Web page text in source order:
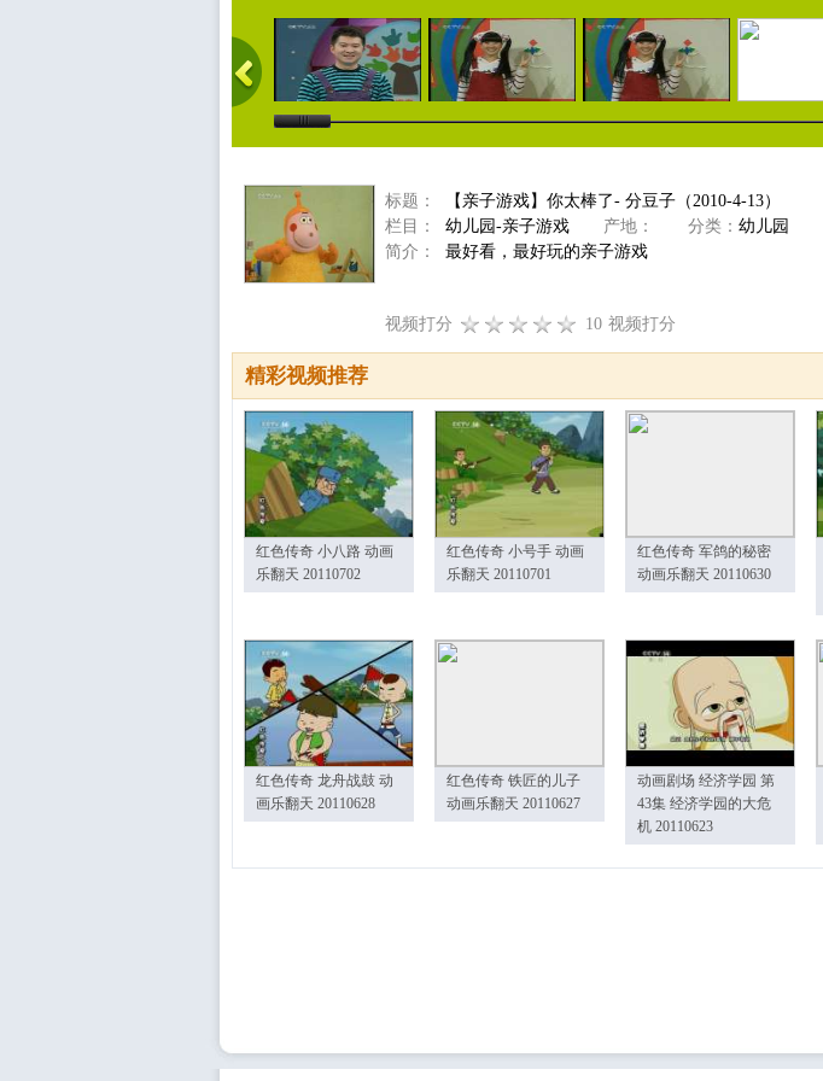
标题：
【亲子游戏】你太棒了- 分豆子（2010-4-13）
栏目：
幼儿园-亲子游戏 产地： 分类： 幼儿园
简介：
最好看，最好玩的亲子游戏
视频打分 10 视频打分
精彩视频推荐
红色传奇 小八路 动画
乐翻天 20110702
红色传奇 小号手 动画
乐翻天 20110701
红色传奇 军鸽的秘密
动画乐翻天 20110630
红色传奇 龙舟战鼓 动
画乐翻天 20110628
红色传奇 铁匠的儿子
动画乐翻天 20110627
动画剧场 经济学园 第
43集 经济学园的大危
机 20110623